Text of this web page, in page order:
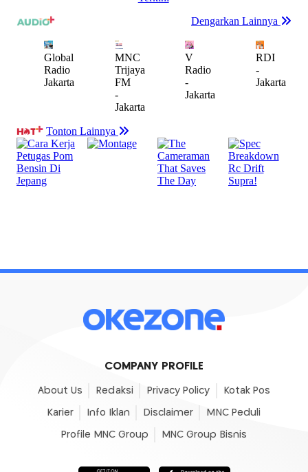
COMPANY PROFILE
About Us Redaksi Privacy Policy Kotak Pos
Karier Info Iklan Disclaimer MNC Peduli
Profile MNC Group MNC Group Bisnis